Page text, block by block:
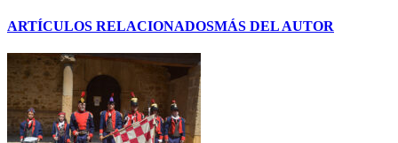
ARTÍCULOS RELACIONADOSMÁS DEL AUTOR